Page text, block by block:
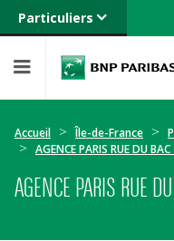
Particuliers
Banque privée
Entreprises
Accueil Île-de-France
AGENCE PARIS RUE DU
AGENCE PARIS RUE